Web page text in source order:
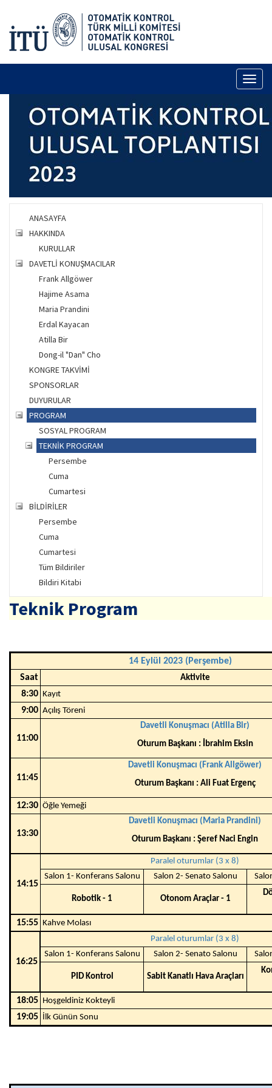
ANASAYFA
HAKKINDA
KURULLAR
DAVETLİ KONUŞMACILAR
Frank Allgöwer
Hajime Asama
Maria Prandini
Erdal Kayacan
Atilla Bir
Dong-il "Dan" Cho
KONGRE TAKVİMİ
SPONSORLAR
DUYURULAR
PROGRAM
SOSYAL PROGRAM
TEKNİK PROGRAM
Persembe
Cuma
Cumartesi
BİLDİRİLER
Persembe
Cuma
Cumartesi
Tüm Bildiriler
Bildiri Kitabi
Teknik Program
14 Eylül 2023 (Perşembe)
Saat
Aktivite
8:30 Kayıt
9:00 Açılış Töreni
11:00
Davetli Konuşmacı (Atilla Bir)
Oturum Başkanı : İbrahim Eksin
11:45
Davetli Konuşmacı (Frank Allgöwer)
Oturum Başkanı : Ali Fuat Ergenç
12:30 Öğle Yemeği
13:30
Davetli Konuşmacı (Maria Prandini)
Oturum Başkanı : Şeref Naci Engin
14:15
Paralel oturumlar (3 x 8)
Salon 1- Konferans Salonu
Salon 2- Senato Salonu
Robotik - 1 Otonom Araçlar - 1
15:55 Kahve Molası
16:25
Paralel oturumlar (3 x 8)
Salon 1- Konferans Salonu
Salon 2- Senato Salonu
PID Kontrol Sabit Kanatlı Hava Araçları
18:05 Hoşgeldiniz Kokteyli
19:05 İlk Günün Sonu